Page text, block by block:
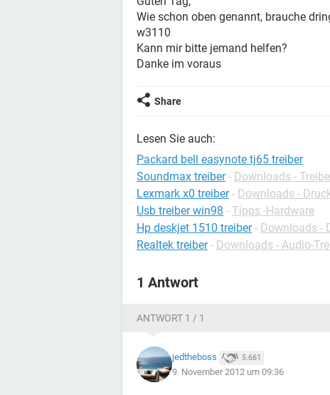
Wie schon oben genannt, brauche
w3110
Kann mir bitte jemand helfen?
Danke im voraus
Share
Lesen Sie auch:
Packard bell easynote tj65 treiber
Soundmax treiber - Downloads -
Lexmark x0 treiber - Downloads -
Usb treiber win98 - Tipps -Hardware
Hp deskjet 1510 treiber - Downloads -
Realtek treiber - Downloads - Audio-
1 Antwort
ANTWORT 1 / 1
jedtheboss 5.661
9. November 2012 um 09:36